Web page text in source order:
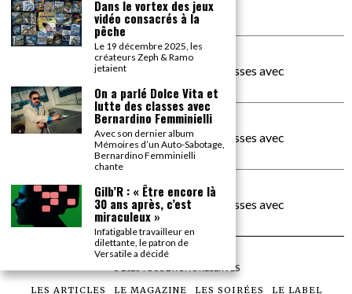
PACÔME THIELLEMENT
La séance d’Hip Gnose
dans
On a parlé Dolce Vita et lutte des classes avec
Bernardino Femminielli
carte noire negra à l'o tiededans
On a parlé Dolce Vita et lutte des classes avec
Bernardino Femminielli
moise et son mascarédans
On a parlé Dolce Vita et lutte des classes avec
Bernardino Femminielli
TOUS DROITS RÉSERVÉS
LES ARTICLES LE MAGAZINE LES SOIRÉES LE LABEL
Dans le vortex des jeux
vidéo consacrés à la
pêche
Le 19 décembre 2025, les
créateurs Zeph & Ramo
jetaient
On a parlé Dolce Vita et
lutte des classes avec
Bernardino Femminielli
Avec son dernier album
Mémoires d’un Auto-Sabotage,
Bernardino Femminielli
chante
Gilb’R : « Être encore là
30 ans après, c’est
miraculeux »
Infatigable travailleur en
dilettante, le patron de
Versatile a décidé